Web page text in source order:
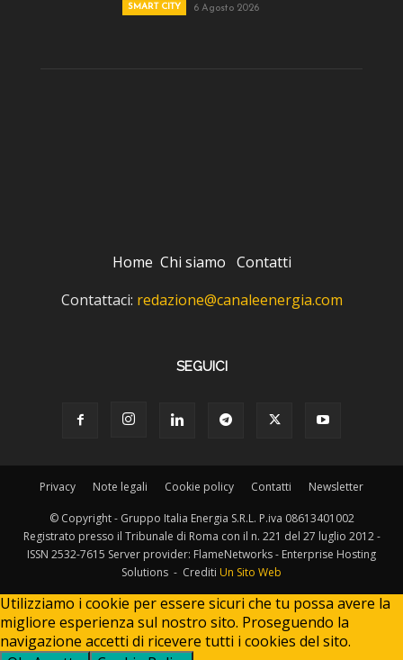
SMART CITY 6 Agosto 2026
Home Chi siamo Contatti
Contattaci: redazione@canaleenergia.com
SEGUICI
Privacy Note legali Cookie policy Contatti Newsletter
© Copyright - Gruppo Italia Energia S.R.L. P.iva 08613401002
Registrato presso il Tribunale di Roma con il n. 221 del 27 luglio 2012 -
ISSN 2532-7615 Server provider: FlameNetworks - Enterprise Hosting
Solutions - Crediti Un Sito Web
Utilizziamo i cookie per essere sicuri che tu possa avere la
migliore esperienza sul nostro sito. Proseguendo la
navigazione accetti di ricevere tutti i cookies del sito.